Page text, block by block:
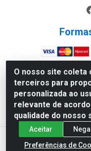
O nosso site coleta
terceiros para
personalizada ao
relevante de
qualidade do nosso
Aceitar
Preferências de